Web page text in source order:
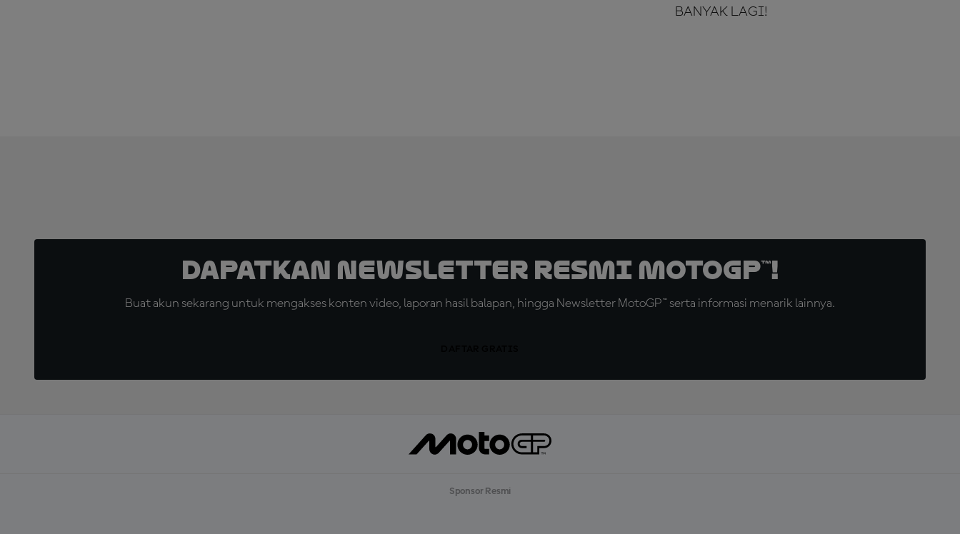
BANYAK LAGI!
Dapatkan Newsletter Resmi MotoGP™!
Buat akun sekarang untuk mengakses konten video, laporan hasil balapan, hingga Newsletter MotoGP™ serta informasi menarik lainnya.
Sponsor Resmi